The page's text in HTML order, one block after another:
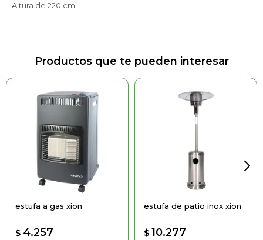
Altura de 220 cm.
Productos que te pueden interesar
estufa a gas xion
$ 4.257
estufa de patio inox xion
$ 10.277